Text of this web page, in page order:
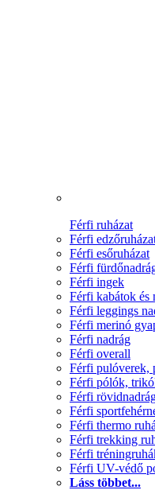
Férfi ruházat
Férfi
Férfi esőruházat
Férfi
Férfi ingek
Férfi kabátok és
Férfi leggings
Férfi merinó
Férfi nadrág
Férfi overall
Férfi pulóverek,
Férfi pólók,
Férfi
Férfi
Férfi thermo
Férfi trekking
Férfi
Férfi UV-védő
Láss többet...